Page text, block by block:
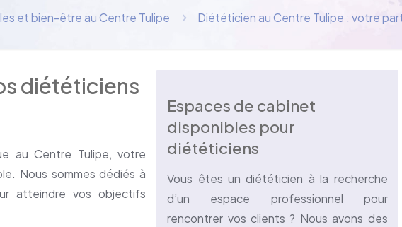
et bien-être au Centre Tulipe Diététicien au Centre Tulipe : votre
diététiciens
au Centre Tulipe, votre
Nous sommes dédiés à
atteindre vos objectifs
Espaces de cabinet
disponibles pour
diététiciens
Vous êtes un diététicien à la recherche
d’un espace professionnel pour
rencontrer vos clients ? Nous avons des